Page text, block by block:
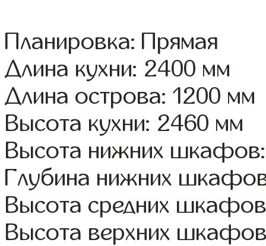
Планировка: Прямая
Длина кухни: 2400 мм
Длина острова: 1200 мм
Высота кухни: 2460 мм
Высота нижних
Глубина нижних
Высота средних
Высота верхних